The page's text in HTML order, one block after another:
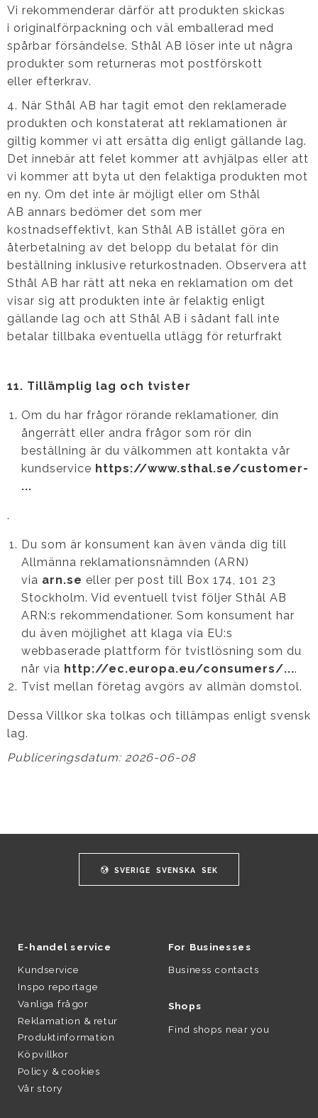
Vi rekommenderar därför att produkten skickas
i originalförpackning och väl emballerad med
spårbar försändelse. Sthål AB löser inte ut några
produkter som returneras mot postförskott
eller efterkrav.
4. När Sthål AB har tagit emot den reklamerade
produkten och konstaterat att reklamationen är
giltig kommer vi att ersätta dig enligt gällande lag.
Det innebär att felet kommer att avhjälpas eller att
vi kommer att byta ut den felaktiga produkten mot
en ny. Om det inte är möjligt eller om Sthål
AB annars bedömer det som mer
kostnadseffektivt, kan Sthål AB istället göra en
återbetalning av det belopp du betalat för din
beställning inklusive returkostnaden. Observera att
Sthål AB har rätt att neka en reklamation om det
visar sig att produkten inte är felaktig enligt
gällande lag och att Sthål AB i sådant fall inte
betalar tillbaka eventuella utlägg för returfrakt
11. Tillämplig lag och tvister
Om du har frågor rörande reklamationer, din
ångerrätt eller andra frågor som rör din
beställning är du välkommen att kontakta vår
kundservice https://www.sthal.se/customer-
...
.
Du som är konsument kan även vända dig till
Allmänna reklamationsnämnden (ARN)
via arn.se eller per post till Box 174, 101 23
Stockholm. Vid eventuell tvist följer Sthål AB
ARN:s rekommendationer. Som konsument har
du även möjlighet att klaga via EU:s
webbaserade plattform för tvistlösning som du
når via http://ec.europa.eu/consumers/....
Tvist mellan företag avgörs av allmän domstol.
Dessa Villkor ska tolkas och tillämpas enligt svensk
lag.
Publiceringsdatum: 2026-06-08
SVERIGE SVENSKA SEK
E-handel service
Kundservice
Inspo reportage
Vanliga frågor
Reklamation & retur
Produktinformation
Köpvillkor
Policy & cookies
Vår story
For Businesses
Business contacts
Shops
Find shops near you